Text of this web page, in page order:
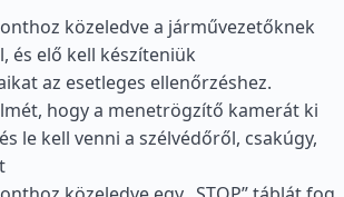
közeledve a járművezetőknek
és elő kell készíteniük
az esetleges ellenőrzéshez.
hogy a menetrögzítő kamerát ki
le kell venni a szélvédőről, csakúgy,